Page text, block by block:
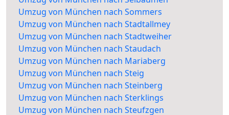
Umzug von München nach Sommers
Umzug von München nach Stadtallmey
Umzug von München nach Stadtweiher
Umzug von München nach Staudach
Umzug von München nach Mariaberg
Umzug von München nach Steig
Umzug von München nach Steinberg
Umzug von München nach Sterklings
Umzug von München nach Steufzgen